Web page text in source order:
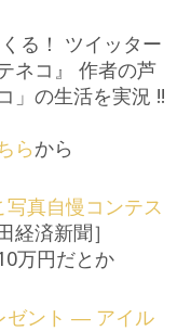
る！ ツイッター
ネコ』 作者の芦
」の生活を実況 !!
らから
真自慢コンテス
経済新聞］
万円だとか
ゼント ― アイル